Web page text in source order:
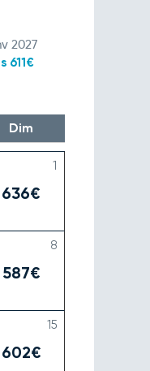
2027
611€
636€
587€
602€
Dim
1
8
15